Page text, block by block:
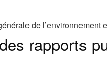
de l’environnement
rapports